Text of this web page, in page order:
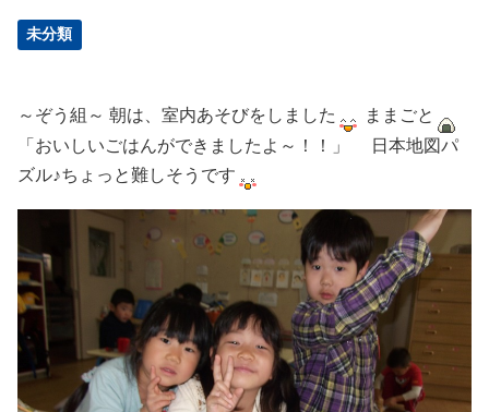
未分類
～ぞう組～ 朝は、室内あそびをしました
ままごと
「おいしいごはんができましたよ～！！」 日本地図パ
ズル♪ちょっと難しそうです